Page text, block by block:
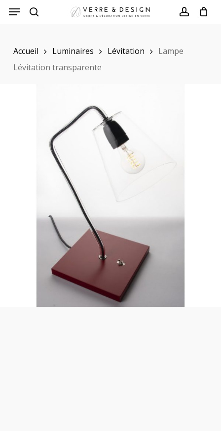
Skip
content
Accueil Luminaires Lévitation
Lampe
Lévitation transparente